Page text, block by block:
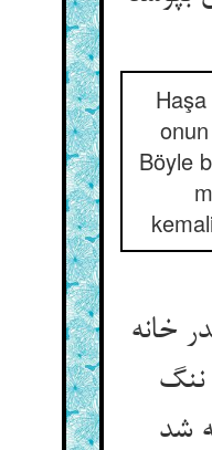
onun
Böyle
خانه
شد